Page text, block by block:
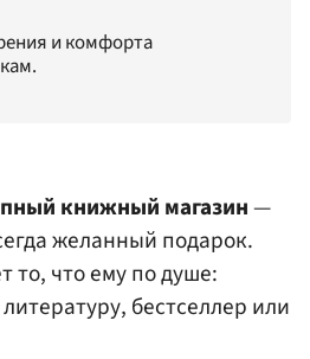
и комфорта
книжный магазин—
желанный подарок.
то, что ему по душе:
бестселлер или